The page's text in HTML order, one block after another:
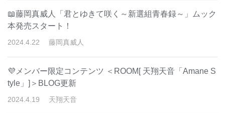
📖藤岡真威人「君とゆきて咲く～新選組青春録～」ムック
本発売スタート！
2024 4 22 藤岡真威人
💜メンバー限定コンテンツ ＜ROOM[ 天翔天音「Amane S
tyle」]＞BLOG更新
2024 4 19 天翔天音